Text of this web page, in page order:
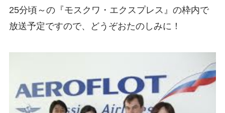
25分頃～の『モスクワ・エクスプレス』の枠内で
放送予定ですので、 どうぞおたのしみに ！